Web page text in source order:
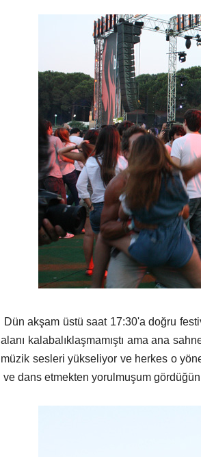
Dün akşam üstü saat 17:30'a doğru
alanı kalabalıklaşmamıştı ama ana
müzik sesleri yükseliyor ve herkes o
ve dans etmekten yorulmuşum